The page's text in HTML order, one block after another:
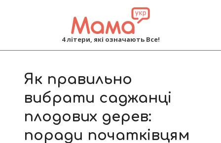
4 літери, які означають Все!
Як правильно
вибрати саджанці
плодових дерев:
поради початківцям